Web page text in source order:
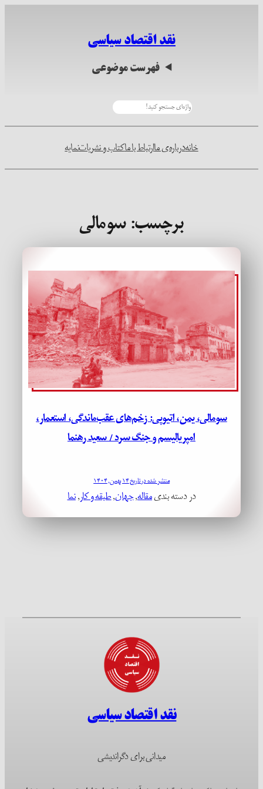
نقد اقتصاد سیاسی
فهرست موضوعی
خانهدرباره‌ی ماارتباط با ماکتاب و نشریاتنمایه
برچسب:سومالی
سومالی، یمن، اتیوپی: زخم‌های عقب‌ماندگی، استعمار،
امپریالیسم و جنگ سرد / سعید رهنما
منتشر شده در تاریخ ۱۴ بهمن, ۱۴۰۴
در دسته بندیمقاله, جهان, طبقه و کار, نما
نقد اقتصاد سیاسی
میدانی برای دگراندیشی